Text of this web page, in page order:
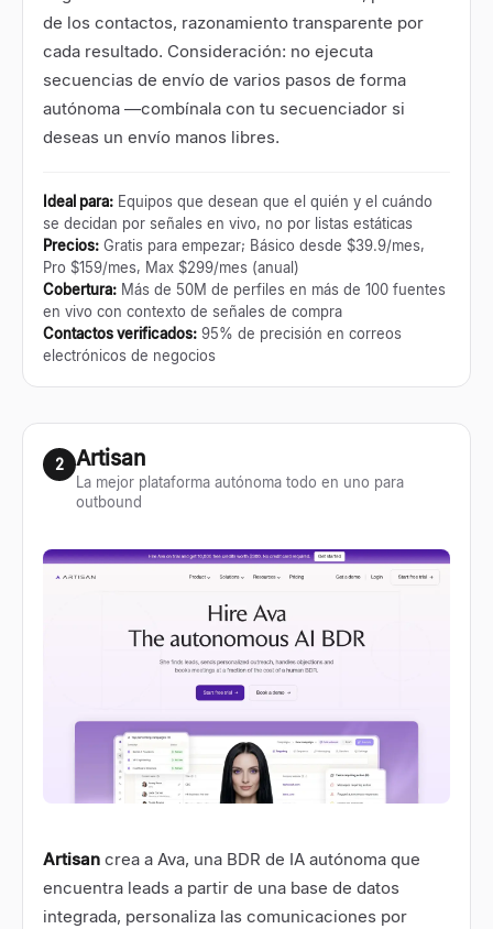
de los contactos, razonamiento transparente por
cada resultado. Consideración: no ejecuta
secuencias de envío de varios pasos de forma
autónoma —combínala con tu secuenciador si
deseas un envío manos libres.
Ideal para: Equipos que desean que el quién y el cuándo
se decidan por señales en vivo, no por listas estáticas
Precios: Gratis para empezar; Básico desde $39.9/mes,
Pro $159/mes, Max $299/mes (anual)
Cobertura: Más de 50M de perfiles en más de 100 fuentes
en vivo con contexto de señales de compra
Contactos verificados: 95% de precisión en correos
electrónicos de negocios
2 Artisan
La mejor plataforma autónoma todo en uno para
outbound
Artisan crea a Ava, una BDR de IA autónoma que
encuentra leads a partir de una base de datos
integrada, personaliza las comunicaciones por